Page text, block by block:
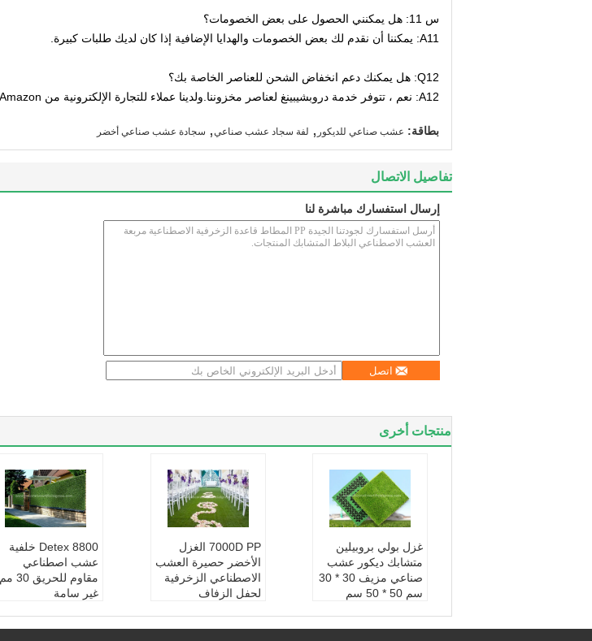
س 11: هل يمكنني الحصول على بعض الخصومات؟
A11: يمكننا أن نقدم لك بعض الخصومات والهدايا الإضافية إذا كان لديك طلبات كبيرة.
Q12: هل يمكنك دعم انخفاض الشحن للعناصر الخاصة بك؟
A12: نعم ، تتوفر خدمة دروبشيبينغ لعناصر مخزوننا.ولدينا عملاء للتجارة الإلكترونية من Amazon و Ebay و Aliexpress و Wish و Etsy و Shopify إلخ.
بطاقة: عشب صناعي للديكور , لفة سجاد عشب صناعي, سجادة عشب صناعي أخضر
تفاصيل الاتصال
إرسال استفسارك مباشرة لنا
اتصل
منتجات أخرى
Detex 8800 خلفية
عشب اصطناعي
مقاوم للحريق 30 مم
غير سامة
7000D PP الغزل
الأخضر حصيرة العشب
الاصطناعي الزخرفية
لحفل الزفاف
غزل بولي بروبيلين
متشابك ديكور عشب
صناعي مزيف 30 * 30
سم 50 * 50 سم